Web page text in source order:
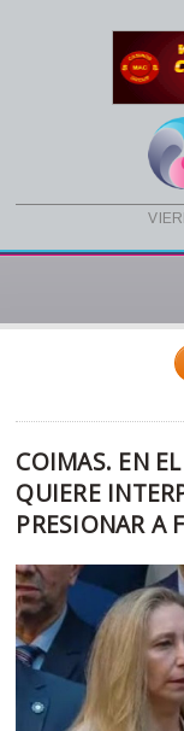
COIMAS. EN
QUIERE
PRESIONAR A